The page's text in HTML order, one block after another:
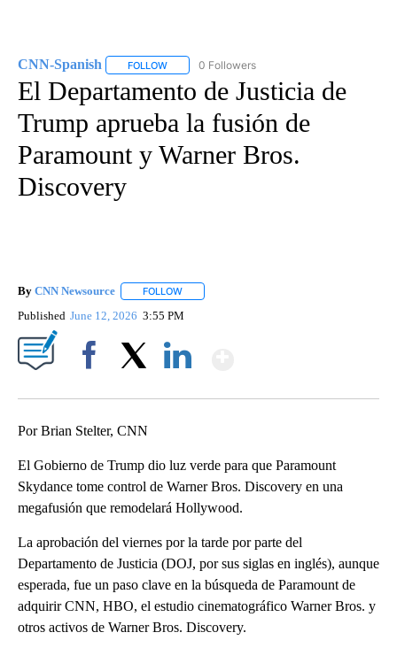
CNN-Spanish FOLLOW FOLLOW "CNN-SPANISH" TO RECEIVE
0 Followers
El Departamento de Justicia de
Trump aprueba la fusión de
Paramount y Warner Bros.
Discovery
By CNN Newsource FOLLOW
Published June 12, 2026 3:55 PM
Por Brian Stelter, CNN
El Gobierno de Trump dio luz verde para que Paramount
Skydance tome control de Warner Bros. Discovery en una
megafusión que remodelará Hollywood.
La aprobación del viernes por la tarde por parte del
Departamento de Justicia (DOJ, por sus siglas en inglés), aunque
esperada, fue un paso clave en la búsqueda de Paramount de
adquirir CNN, HBO, el estudio cinematográfico Warner Bros. y
otros activos de Warner Bros. Discovery.